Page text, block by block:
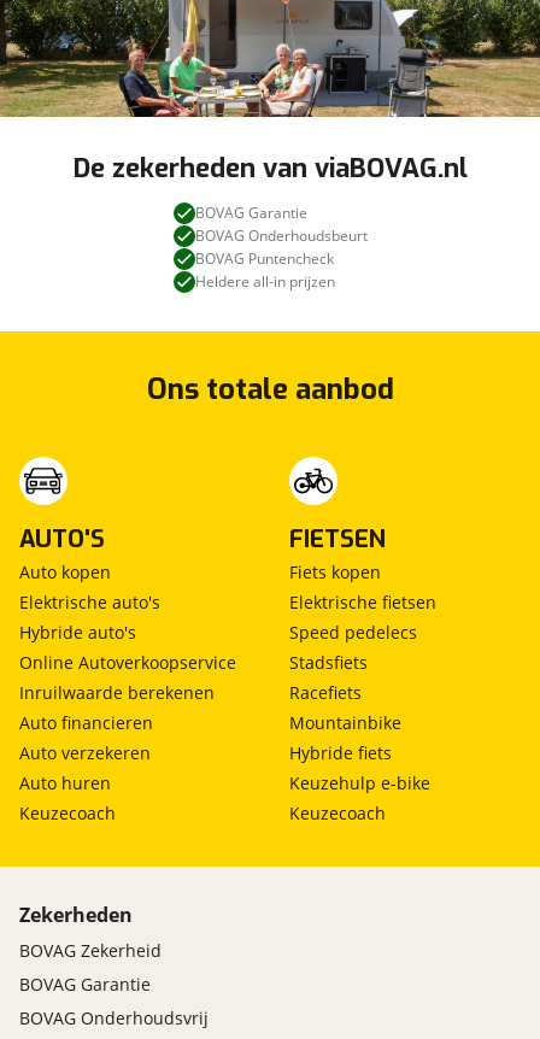
De zekerheden van viaBOVAG.nl
BOVAG Garantie
BOVAG Onderhoudsbeurt
BOVAG Puntencheck
Heldere all-in prijzen
Ons totale aanbod
AUTO'S
Auto kopen
Elektrische auto's
Hybride auto's
Online Autoverkoopservice
Inruilwaarde berekenen
Auto financieren
Auto verzekeren
Auto huren
Keuzecoach
FIETSEN
Fiets kopen
Elektrische fietsen
Speed pedelecs
Stadsfiets
Racefiets
Mountainbike
Hybride fiets
Keuzehulp e-bike
Keuzecoach
Zekerheden
BOVAG Zekerheid
BOVAG Garantie
BOVAG Onderhoudsvrij